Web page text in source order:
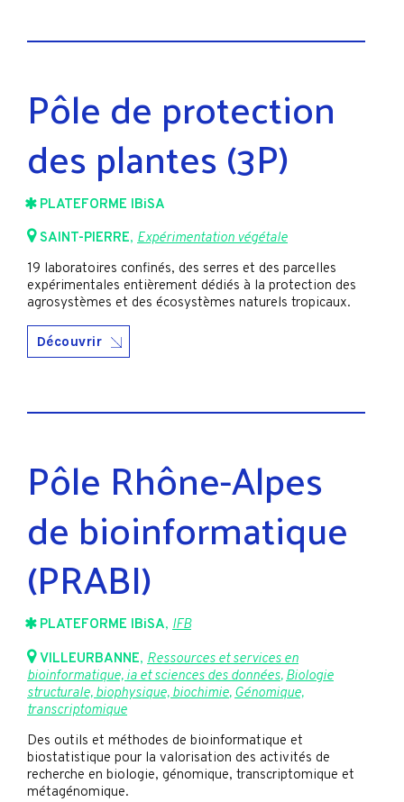
Pôle de protection
des plantes (3P)
PLATEFORME IBiSA
SAINT-PIERRE, Expérimentation végétale
19 laboratoires confinés, des serres et des parcelles
expérimentales entièrement dédiés à la protection des
agrosystèmes et des écosystèmes naturels tropicaux.
Découvrir
Pôle Rhône-Alpes
de bioinformatique
(PRABI)
PLATEFORME IBiSA, IFB
VILLEURBANNE, Ressources et services en
bioinformatique, ia et sciences des données, Biologie
structurale, biophysique, biochimie, Génomique,
transcriptomique
Des outils et méthodes de bioinformatique et
biostatistique pour la valorisation des activités de
recherche en biologie, génomique, transcriptomique et
métagénomique.